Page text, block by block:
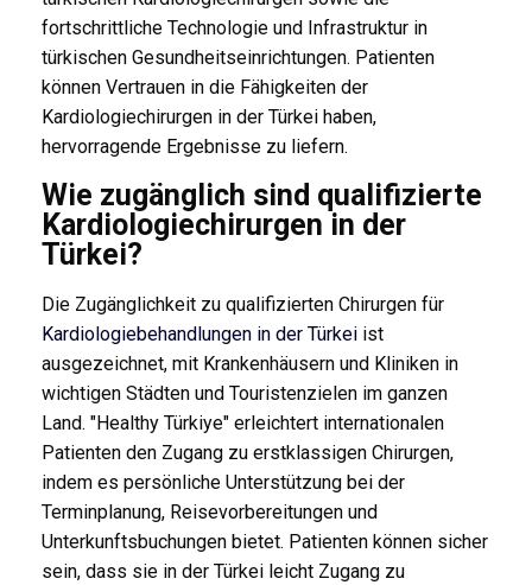
fortschrittliche Technologie und Infrastruktur in
türkischen Gesundheitseinrichtungen. Patienten
können Vertrauen in die Fähigkeiten der
Kardiologiechirurgen in der Türkei haben,
hervorragende Ergebnisse zu liefern.
Wie zugänglich sind qualifizierte
Kardiologiechirurgen in der
Türkei?
Die Zugänglichkeit zu qualifizierten Chirurgen für
Kardiologiebehandlungen in der Türkeiist
ausgezeichnet, mit Krankenhäusern und Kliniken in
wichtigen Städten und Touristenzielen im ganzen
Land. "Healthy Türkiye" erleichtert internationalen
Patienten den Zugang zu erstklassigen Chirurgen,
indem es persönliche Unterstützung bei der
Terminplanung, Reisevorbereitungen und
Unterkunftsbuchungen bietet. Patienten können sicher
sein, dass sie in der Türkei leicht Zugang zu